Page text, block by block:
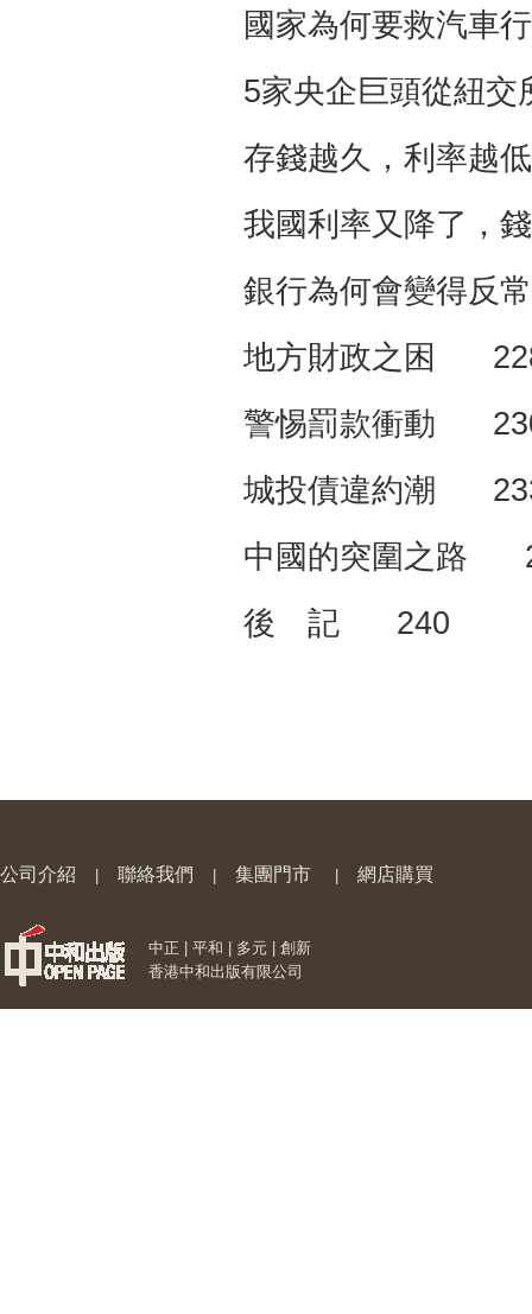
國家為何要救汽
5家央企巨頭從紐
存錢越久，利率
我國利率又降了
銀行為何會變得
地方財政之困
警惕罰款衝動
城投債違約潮
中國的突圍之路
後 記 240
公司介紹 聯絡我們 集團門市 網店購買
中正 | 平和 | 多元 | 創新
香港中和出版有限公司